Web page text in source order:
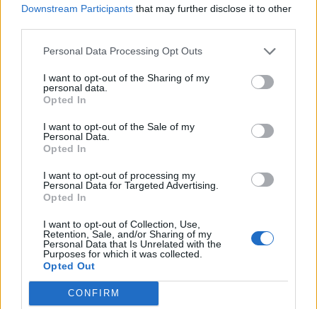
Downstream Participants that may further disclose it to other
Personal Data Processing Opt Outs
I want to opt-out of the Sharing of my
personal data.
Opted In
I want to opt-out of the Sale of my
Personal Data.
Opted In
I want to opt-out of processing my
Personal Data for Targeted Advertising.
Opted In
I want to opt-out of Collection, Use,
Retention, Sale, and/or Sharing of my
Personal Data that Is Unrelated with the
Purposes for which it was collected.
Opted Out
CONFIRM
Πρωινή